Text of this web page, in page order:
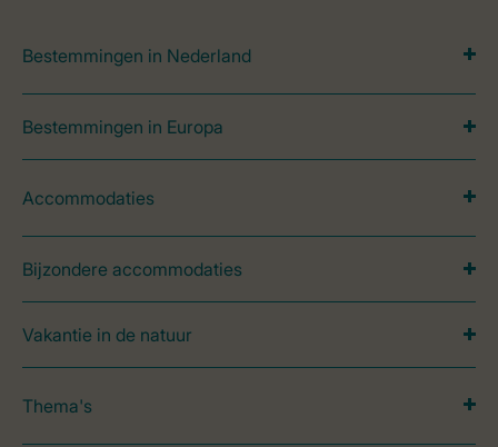
Bestemmingen in Nederland
Bestemmingen in Europa
Accommodaties
Bijzondere accommodaties
Vakantie in de natuur
Thema's